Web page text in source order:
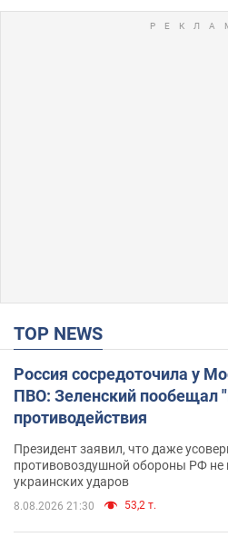
TOP NEWS
Россия сосредоточила у
ПВО: Зеленский пообещал
противодействия
Президент заявил, что даже
противовоздушной обороны РФ не
украинских ударов
8.08.2026 21:30 53,2 т.